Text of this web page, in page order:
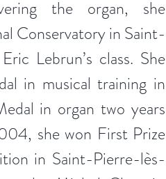
the organ, she
Conservatory in Saint-
Lebrun’s class. She
in musical training in
in organ two years
she won First Prize
in Saint-Pierre-lès-